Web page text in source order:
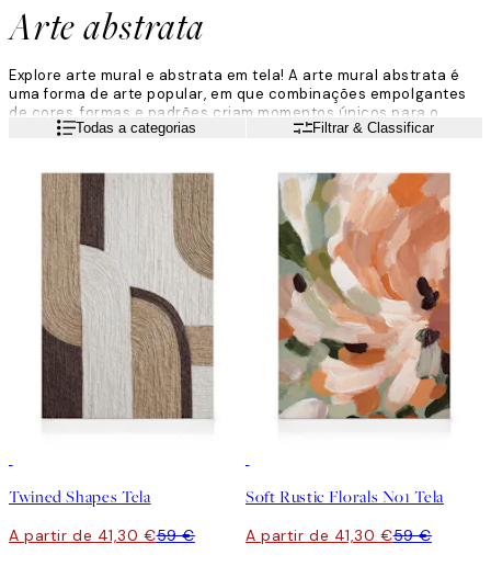
Arte abstrata
Explore arte mural e abstrata em tela! A arte mural abstrata é
uma forma de arte popular, em que combinações empolgantes
de cores, formas e padrões criam momentos únicos para o
espetador. Oferecemos uma grande variedade de artigos
sala de jantar.
Leia maisTodas a categorias Filtrar & Classificar
Twined Shapes Tela
A partir de 41,30 €59 €
Soft Rustic Florals No1 Tela
A partir de 41,30 €59 €